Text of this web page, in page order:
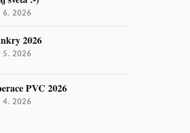
6. 2026
2026
5. 2026
PVC 2026
4. 2026